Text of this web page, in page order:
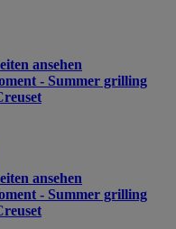
ansehen
- Summer grilling
ansehen
- Summer grilling